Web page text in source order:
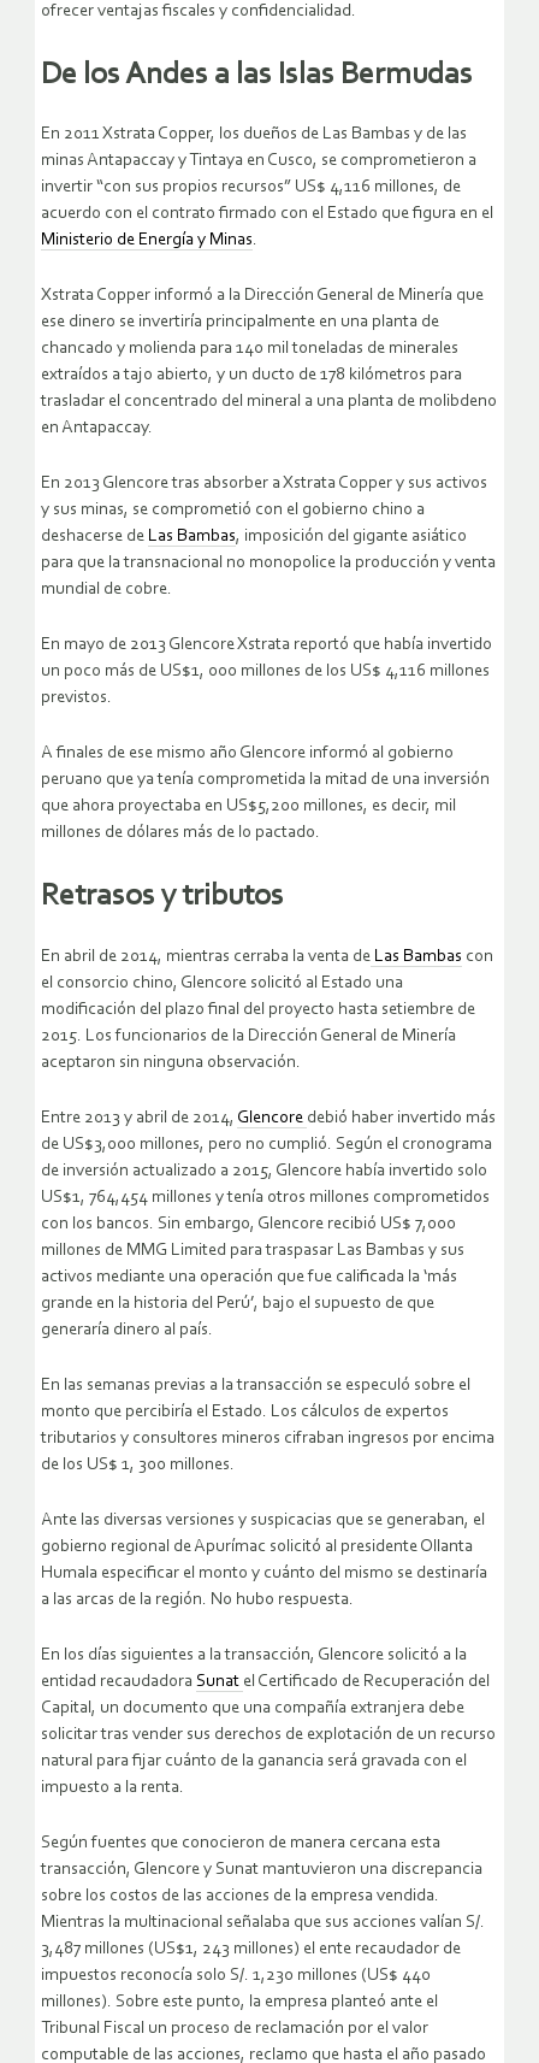
ofrecer ventajas fiscales y confidencialidad.
De los Andes a las Islas Bermudas
En 2011 Xstrata Copper, los dueños de Las Bambas y de las
minas Antapaccay y Tintaya en Cusco, se comprometieron a
invertir “con sus propios recursos” US$ 4,116 millones, de
acuerdo con el contrato firmado con el Estado que figura en el
Ministerio de Energía y Minas.
Xstrata Copper informó a la Dirección General de Minería que
ese dinero se invertiría principalmente en una planta de
chancado y molienda para 140 mil toneladas de minerales
extraídos a tajo abierto, y un ducto de 178 kilómetros para
trasladar el concentrado del mineral a una planta de molibdeno
en Antapaccay.
En 2013 Glencore tras absorber a Xstrata Copper y sus activos
y sus minas, se comprometió con el gobierno chino a
deshacerse de Las Bambas, imposición del gigante asiático
para que la transnacional no monopolice la producción y venta
mundial de cobre.
En mayo de 2013 Glencore Xstrata reportó que había invertido
un poco más de US$1, 000 millones de los US$ 4,116 millones
previstos.
A finales de ese mismo año Glencore informó al gobierno
peruano que ya tenía comprometida la mitad de una inversión
que ahora proyectaba en US$5,200 millones, es decir, mil
millones de dólares más de lo pactado.
Retrasos y tributos
En abril de 2014, mientras cerraba la venta de Las Bambas con
el consorcio chino, Glencore solicitó al Estado una
modificación del plazo final del proyecto hasta setiembre de
2015. Los funcionarios de la Dirección General de Minería
aceptaron sin ninguna observación.
Entre 2013 y abril de 2014, Glencore debió haber invertido más
de US$3,000 millones, pero no cumplió. Según el cronograma
de inversión actualizado a 2015, Glencore había invertido solo
US$1, 764,454 millones y tenía otros millones comprometidos
con los bancos. Sin embargo, Glencore recibió US$ 7,000
millones de MMG Limited para traspasar Las Bambas y sus
activos mediante una operación que fue calificada la ‘más
grande en la historia del Perú’, bajo el supuesto de que
generaría dinero al país.
En las semanas previas a la transacción se especuló sobre el
monto que percibiría el Estado. Los cálculos de expertos
tributarios y consultores mineros cifraban ingresos por encima
de los US$ 1, 300 millones.
Ante las diversas versiones y suspicacias que se generaban, el
gobierno regional de Apurímac solicitó al presidente Ollanta
Humala especificar el monto y cuánto del mismo se destinaría
a las arcas de la región. No hubo respuesta.
En los días siguientes a la transacción, Glencore solicitó a la
entidad recaudadora Sunat el Certificado de Recuperación del
Capital, un documento que una compañía extranjera debe
solicitar tras vender sus derechos de explotación de un recurso
natural para fijar cuánto de la ganancia será gravada con el
impuesto a la renta.
Según fuentes que conocieron de manera cercana esta
transacción, Glencore y Sunat mantuvieron una discrepancia
sobre los costos de las acciones de la empresa vendida.
Mientras la multinacional señalaba que sus acciones valían S/.
3,487 millones (US$1, 243 millones) el ente recaudador de
impuestos reconocía solo S/. 1,230 millones (US$ 440
millones). Sobre este punto, la empresa planteó ante el
Tribunal Fiscal un proceso de reclamación por el valor
computable de las acciones, reclamo que hasta el año pasado